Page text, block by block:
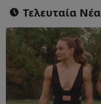
Τελευταία Νέα